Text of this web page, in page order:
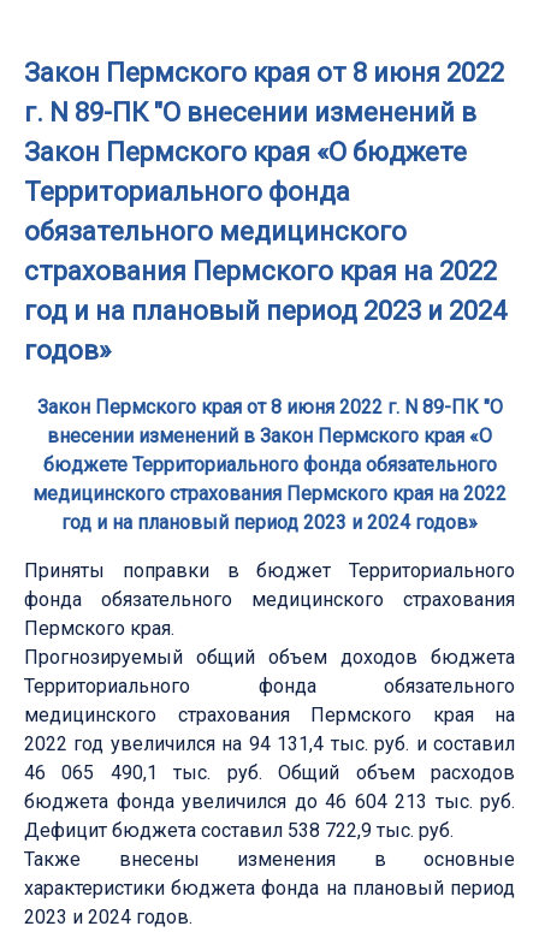
Закон Пермского края от 8 июня 2022
г. N 89-ПК "О внесении изменений в
Закон Пермского края «О бюджете
Территориального фонда
обязательного медицинского
страхования Пермского края на 2022
год и на плановый период 2023 и 2024
годов»
Закон Пермского края от 8 июня 2022 г. N 89-ПК "О
внесении изменений в Закон Пермского края «О
бюджете Территориального фонда обязательного
медицинского страхования Пермского края на 2022
год и на плановый период 2023 и 2024 годов»
Приняты поправки в бюджет Территориального
фонда обязательного медицинского страхования
Пермского края.
Прогнозируемый общий объем доходов бюджета
Территориального фонда обязательного
медицинского страхования Пермского края на
2022 год увеличился на 94 131,4 тыс. руб. и составил
46 065 490,1 тыс. руб. Общий объем расходов
бюджета фонда увеличился до 46 604 213 тыс. руб.
Дефицит бюджета составил 538 722,9 тыс. руб.
Также внесены изменения в основные
характеристики бюджета фонда на плановый период
2023 и 2024 годов.